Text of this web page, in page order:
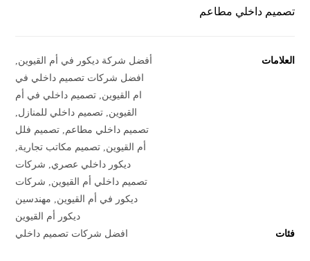
تصميم داخلي مطاعم
العلامات أفضل شركة ديكور في أم القيوين
افضل شركات تصميم داخلي في
ام القيوين تصميم داخلي في أم
القيوين تصميم داخلي للمنازل
تصميم داخلي مطاعم
تصميم فلل
أم القيوين تصميم مكاتب تجارية
ديكور داخلي عصري
شركات
تصميم داخلي أم القيوين
شركات
ديكور في أم القيوين
مهندسين
ديكور أم القيوين
فئات
افضل شركات تصميم داخلي